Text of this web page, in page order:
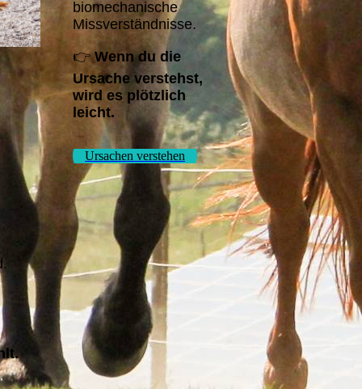
biomechanische
Missverständnisse.
👉Wenn du die
Ursache verstehst,
wird es plötzlich
leicht.
Ursachen verstehen